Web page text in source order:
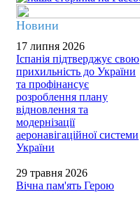
Новини
17 липня 2026
Іспанія підтверджує свою
прихильність до України
та профінансує
розроблення плану
відновлення та
модернізації
аеронавігаційної системи
України
29 травня 2026
Вічна пам'ять Герою